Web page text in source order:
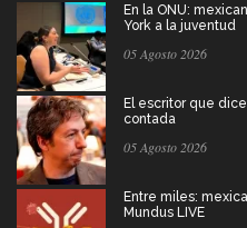
En la ONU:
York a la juventud
05 Agosto 2026
El escritor que
contada
05 Agosto 2026
Entre miles:
Mundus LIVE